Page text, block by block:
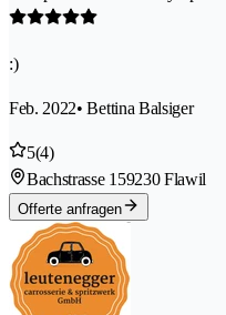
:)
Feb. 2022• Bettina Balsiger
5(4)
Bachstrasse 159230 Flawil
Offerte anfragen